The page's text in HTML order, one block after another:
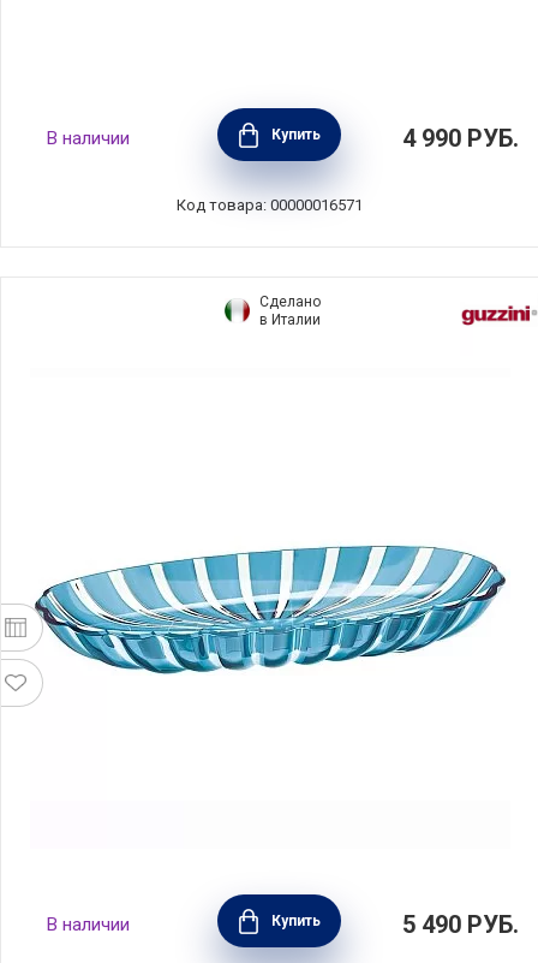
Поднос средний Pure 25х17х1,2 см,
материал бамбук, Viva Scandinavia, Дания,
V80612
В наличии Купить 4 990 РУБ.
Код товара: 00000016571
Сделано
в Италии
Поднос сервировочный Dolcevita 38х19 см,
цвет бирюзовый, суперпластик, Guzzini,
Италия, 27970148
В наличии Купить 5 490 РУБ.